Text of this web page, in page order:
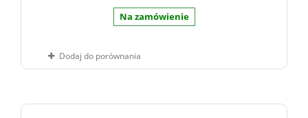
Na zamówienie
Dodaj do porównania